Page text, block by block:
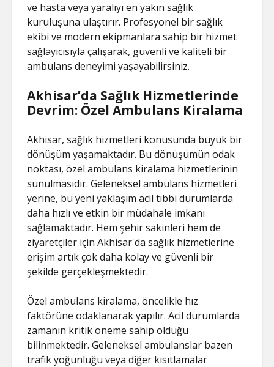
ve hasta veya yaralıyı en yakın sağlık
kuruluşuna ulaştırır. Profesyonel bir sağlık
ekibi ve modern ekipmanlara sahip bir hizmet
sağlayıcısıyla çalışarak, güvenli ve kaliteli bir
ambulans deneyimi yaşayabilirsiniz.
Akhisar’da Sağlık Hizmetlerinde
Devrim: Özel Ambulans Kiralama
Akhisar, sağlık hizmetleri konusunda büyük bir
dönüşüm yaşamaktadır. Bu dönüşümün odak
noktası, özel ambulans kiralama hizmetlerinin
sunulmasıdır. Geleneksel ambulans hizmetleri
yerine, bu yeni yaklaşım acil tıbbi durumlarda
daha hızlı ve etkin bir müdahale imkanı
sağlamaktadır. Hem şehir sakinleri hem de
ziyaretçiler için Akhisar'da sağlık hizmetlerine
erişim artık çok daha kolay ve güvenli bir
şekilde gerçekleşmektedir.
Özel ambulans kiralama, öncelikle hız
faktörüne odaklanarak yapılır. Acil durumlarda
zamanın kritik öneme sahip olduğu
bilinmektedir. Geleneksel ambulanslar bazen
trafik yoğunluğu veya diğer kısıtlamalar